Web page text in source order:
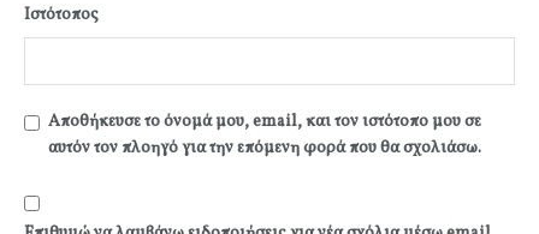
Ιστότοπος
Αποθήκευσε το όνομά μου, email, και τον ιστότοπο μου σε
αυτόν τον πλοηγό για την επόμενη φορά που θα σχολιάσω.